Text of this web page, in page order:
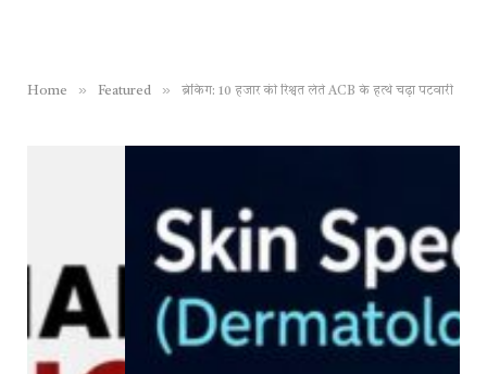
Home » Featured » ब्रेकिंग: 10 हजार की रिश्वत लेते ACB के हत्थे चढ़ा पटवारी